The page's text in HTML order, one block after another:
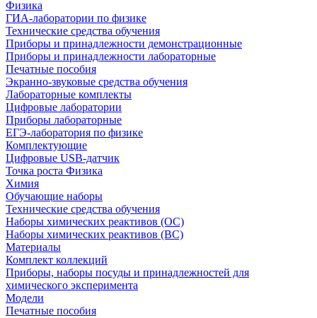
Физика
ГИА-лаборатории по физике
Технические средства обучения
Приборы и принадлежности демонстрационные
Приборы и принадлежности лабораторные
Печатные пособия
Экранно-звуковые средства обучения
Лабораторные комплекты
Цифровые лаборатории
Приборы лабораторные
ЕГЭ-лаборатория по физике
Комплектующие
Цифровые USB-датчик
Точка роста Физика
Химия
Обучающие наборы
Технические средства обучения
Наборы химических реактивов (ОС)
Наборы химических реактивов (ВС)
Материалы
Комплект коллекций
Приборы, наборы посуды и принадлежностей для
химического эксперимента
Модели
Печатные пособия